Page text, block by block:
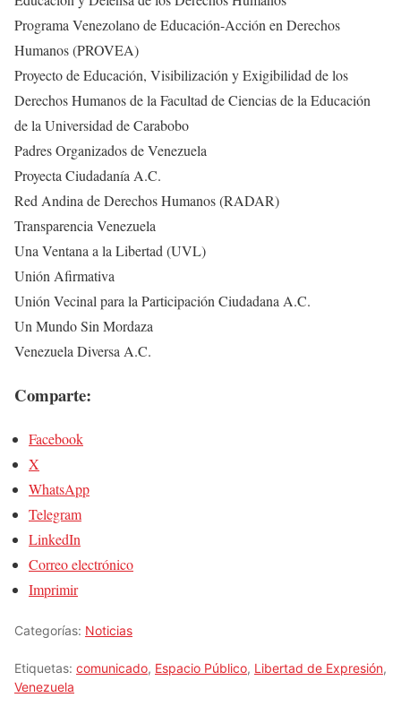
Programa Venezolano de Educación-Acción en Derechos
Humanos (PROVEA)
Proyecto de Educación, Visibilización y Exigibilidad de los
Derechos Humanos de la Facultad de Ciencias de la Educación
de la Universidad de Carabobo
Padres Organizados de Venezuela
Proyecta Ciudadanía A.C.
Red Andina de Derechos Humanos (RADAR)
Transparencia Venezuela
Una Ventana a la Libertad (UVL)
Unión Afirmativa
Unión Vecinal para la Participación Ciudadana A.C.
Un Mundo Sin Mordaza
Venezuela Diversa A.C.
Comparte:
Facebook
X
WhatsApp
Telegram
LinkedIn
Correo electrónico
Imprimir
Categorías: Noticias
Etiquetas: comunicado, Espacio Público, Libertad de Expresión,
Venezuela